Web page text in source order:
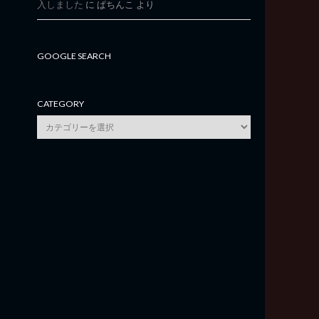
入しました に ぱちんこ より
GOOGLE SEARCH
CATEGORY
category